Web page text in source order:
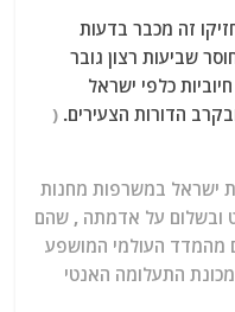
זה מכבר בדעות
שביעות רצון גובר
כלפי ישראל
הדורות הצעירים.(
ישראל במשרפות מחנות
ובשלום על אדמתה , שהם
העולמי המושפע
התעלומה האנטי